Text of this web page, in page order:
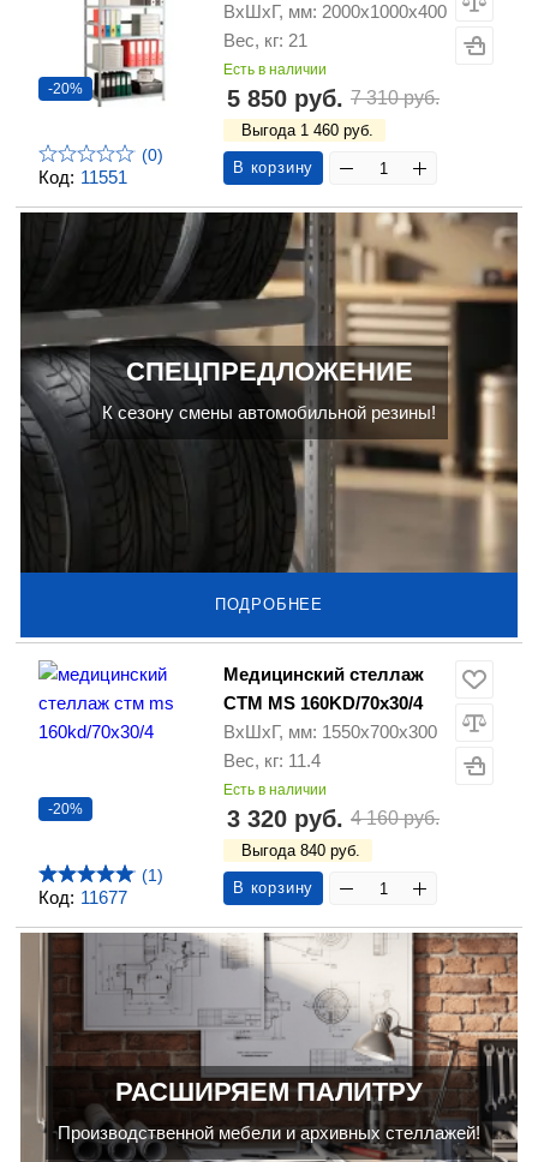
Код: 11551
-20%
(0)
ВхШхГ, мм: 2000х1000х400
Вес, кг: 21
Есть в наличии
5 850 руб. 7 310 руб.
Выгода 1 460 руб.
В корзину
СПЕЦПРЕДЛОЖЕНИЕ
К сезону смены автомобильной резины!
ПОДРОБНЕЕ
Код: 11677
-20%
(1)
Медицинский стеллаж
СТМ MS 160KD/70х30/4
ВхШхГ, мм: 1550х700х300
Вес, кг: 11.4
Есть в наличии
3 320 руб. 4 160 руб.
Выгода 840 руб.
В корзину
РАСШИРЯЕМ ПАЛИТРУ
Производственной мебели и архивных стеллажей!